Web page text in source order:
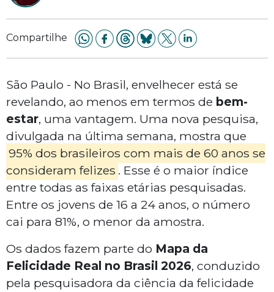
Compartilhe
São Paulo - No Brasil, envelhecer está se
revelando, ao menos em termos de bem-
estar, uma vantagem. Uma nova pesquisa,
divulgada na última semana, mostra que
95% dos brasileiros com mais de 60 anos se
consideram felizes . Esse é o maior índice
entre todas as faixas etárias pesquisadas.
Entre os jovens de 16 a 24 anos, o número
cai para 81%, o menor da amostra.
Os dados fazem parte do Mapa da
Felicidade Real no Brasil 2026, conduzido
pela pesquisadora da ciência da felicidade